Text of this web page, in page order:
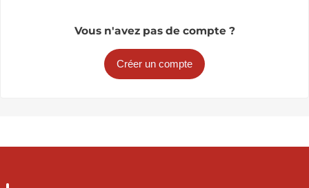
Vous n'avez pas de compte ?
Créer un compte